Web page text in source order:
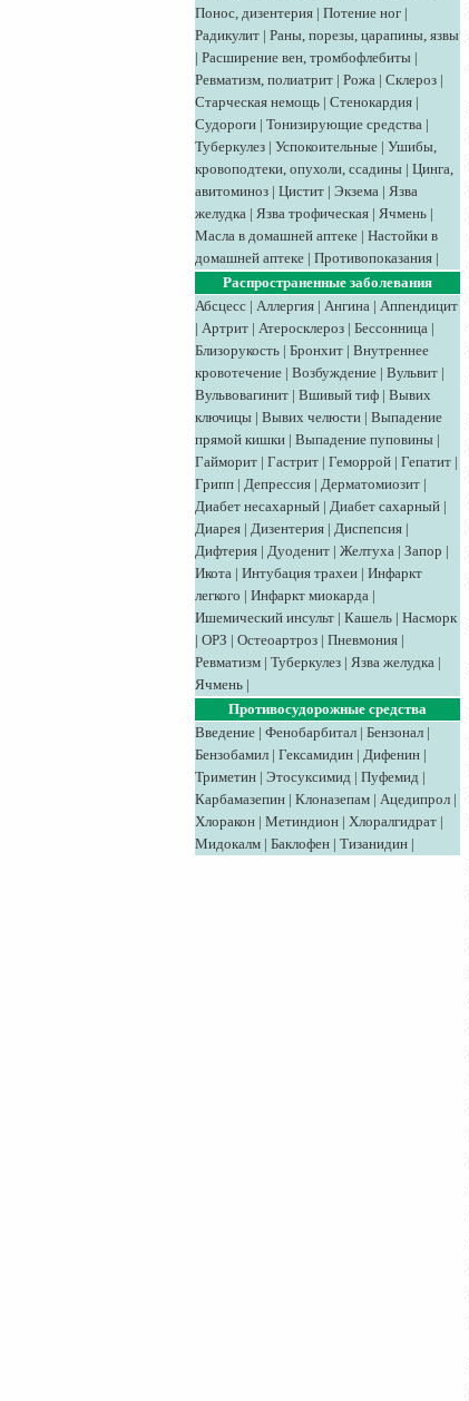
Понос, дизентерия | Потение ног |
Радикулит | Раны, порезы, царапины, язвы
| Расширение вен, тромбофлебиты |
Ревматизм, полиатрит | Рожа | Склероз |
Старческая немощь | Стенокардия |
Судороги | Тонизирующие средства |
Туберкулез | Успокоительные | Ушибы,
кровоподтеки, опухоли, ссадины | Цинга,
авитоминоз | Цистит | Экзема | Язва
желудка | Язва трофическая | Ячмень |
Масла в домашней аптеке | Настойки в
домашней аптеке | Противопоказания |
Распространенные заболевания
Абсцесс | Аллергия | Ангина | Аппендицит
| Артрит | Атеросклероз | Бессонница |
Близорукость | Бронхит | Внутреннее
кровотечение | Возбуждение | Вульвит |
Вульвовагинит | Вшивый тиф | Вывих
ключицы | Вывих челюсти | Выпадение
прямой кишки | Выпадение пуповины |
Гайморит | Гастрит | Геморрой | Гепатит |
Грипп | Депрессия | Дерматомиозит |
Диабет несахарный | Диабет сахарный |
Диарея | Дизентерия | Диспепсия |
Дифтерия | Дуоденит | Желтуха | Запор |
Икота | Интубация трахеи | Инфаркт
легкого | Инфаркт миокарда |
Ишемический инсульт | Кашель | Насморк
| ОРЗ | Остеоартроз | Пневмония |
Ревматизм | Туберкулез | Язва желудка |
Ячмень |
Противосудорожные средства
Введение | Фенобарбитал | Бензонал |
Бензобамил | Гексамидин | Дифенин |
Триметин | Этосуксимид | Пуфемид |
Карбамазепин | Клоназепам | Ацедипрол |
Хлоракон | Метиндион | Хлоралгидрат |
Мидокалм | Баклофен | Тизанидин |